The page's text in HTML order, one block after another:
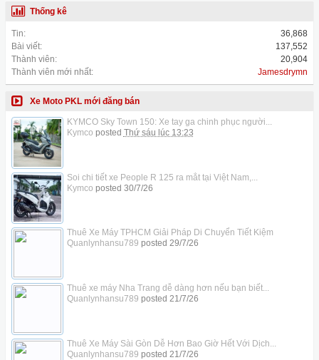
Thống kê
Tin:
36,868
Bài viết:
137,552
Thành viên:
20,904
Thành viên mới nhất:
Jamesdrymn
Xe Moto PKL mới đăng bán
KYMCO Sky Town 150: Xe tay ga chinh phục người...
Kymco posted Thứ sáu lúc 13:23
Soi chi tiết xe People R 125 ra mắt tại Việt Nam,...
Kymco posted 30/7/26
Thuê Xe Máy TPHCM Giải Pháp Di Chuyển Tiết Kiệm
Quanlynhansu789 posted 29/7/26
Thuê xe máy Nha Trang dễ dàng hơn nếu bạn biết...
Quanlynhansu789 posted 21/7/26
Thuê Xe Máy Sài Gòn Dễ Hơn Bao Giờ Hết Với Dịch...
Quanlynhansu789 posted 21/7/26